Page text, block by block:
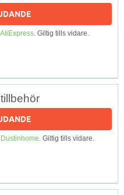
AliExpress. Giltig tills vidare.
Dustinhome. Giltig tills vidare.